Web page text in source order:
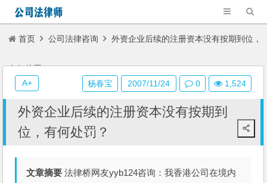
首页 公司法律咨询 外资企业后续的注册资本没有按期到位，
有何处罚？
外资企业后续的注册资本没有按期到
位，有何处罚？
文章摘要 法律桥网友yyb124咨询：我香港公司在境内
杨春宝 2007/11/24 0 1,524
A+